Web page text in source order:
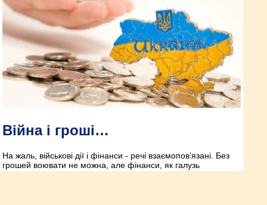
Війна і гроші…
На жаль, військові дії і фінанси - речі взаємопов’язані. Без
грошей воювати не можна, але фінанси, як галузь